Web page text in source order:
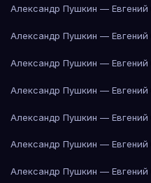
Александр Пушкин — Евгений
Александр Пушкин — Евгений
Александр Пушкин — Евгений
Александр Пушкин — Евгений
Александр Пушкин — Евгений
Александр Пушкин — Евгений
Александр Пушкин — Евгений